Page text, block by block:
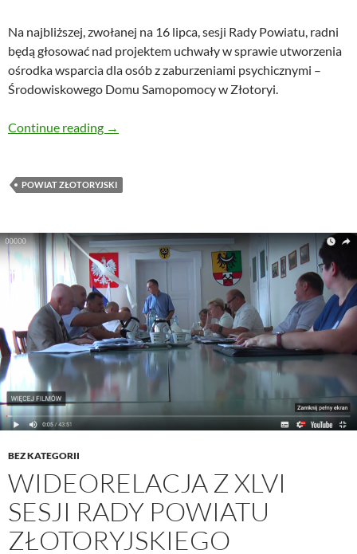
Na najbliższej, zwołanej na 16 lipca, sesji Rady Powiatu, radni
będą głosować nad projektem uchwały w sprawie utworzenia
ośrodka wsparcia dla osób z zaburzeniami psychicznymi –
Środowiskowego Domu Samopomocy w Złotoryi.
Continue reading Powiat utworzy Środowiskowy Dom
→
POWIAT ZŁOTORYJSKI
BEZ KATEGORII
WIDEORELACJA Z XLVI
SESJI RADY POWIATU
ZŁOTORYJSKIEGO